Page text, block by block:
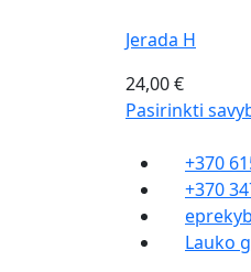
Jerada H
24,00€
Pasirinkti
+370
+370
Lauko